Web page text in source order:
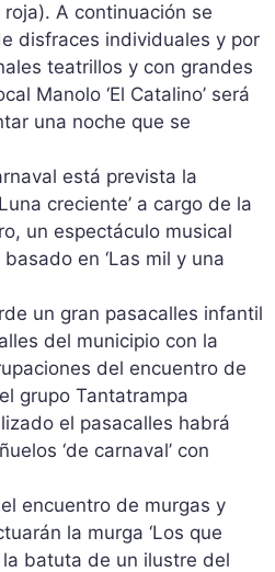
A continuación se
disfraces individuales y por
teatrillos y con grandes
Manolo ‘El Catalino’ será
una noche que se
está prevista la
creciente’ a cargo de la
un espectáculo musical
en ‘Las mil y una
un gran pasacalles infantil
del municipio con la
del encuentro de
grupo Tantatrampa
el pasacalles habrá
‘de carnaval’ con
encuentro de murgas y
la murga ‘Los que
la batuta de un ilustre del